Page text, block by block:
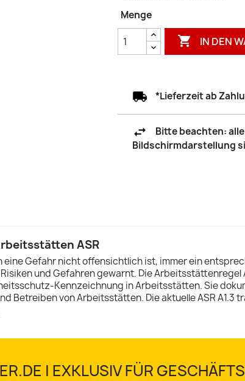
Menge
 IN DEN
*Lieferzeit ab
Bitte beachten:
Bildschirmdarstellung
ASR
eine Gefahr nicht offensichtlich ist, immer ein
und Gefahren gewarnt. Die Arbeitsstättenregel
Kennzeichnung in Arbeitsstätten. Sie
Betreiben von Arbeitsstätten. Die aktuelle ASR A1.3
| EXKLUSIV FÜR